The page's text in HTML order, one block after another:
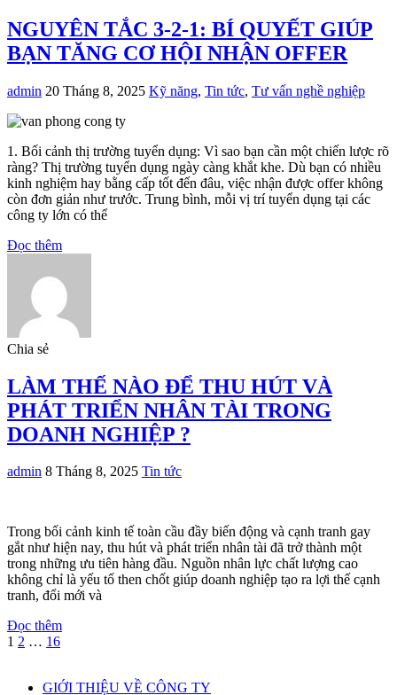
NGUYÊN TẮC 3-2-1: BÍ QUYẾT GIÚP
BẠN TĂNG CƠ HỘI NHẬN OFFER
admin 20 Tháng 8, 2025 Kỹ năng, Tin tức, Tư vấn nghề nghiệp
1. Bối cảnh thị trường tuyển dụng: Vì sao bạn cần một chiến lược rõ
ràng? Thị trường tuyển dụng ngày càng khắt khe. Dù bạn có nhiều
kinh nghiệm hay bằng cấp tốt đến đâu, việc nhận được offer không
còn đơn giản như trước. Trung bình, mỗi vị trí tuyển dụng tại các
công ty lớn có thể
Đọc thêm
Chia sẻ
LÀM THẾ NÀO ĐỂ THU HÚT VÀ
PHÁT TRIỂN NHÂN TÀI TRONG
DOANH NGHIỆP ?
admin 8 Tháng 8, 2025 Tin tức
Trong bối cảnh kinh tế toàn cầu đầy biến động và cạnh tranh gay
gắt như hiện nay, thu hút và phát triển nhân tài đã trở thành một
trong những ưu tiên hàng đầu. Nguồn nhân lực chất lượng cao
không chỉ là yếu tố then chốt giúp doanh nghiệp tạo ra lợi thế cạnh
tranh, đổi mới và
Đọc thêm
1 2 … 16
GIỚI THIỆU VỀ CÔNG TY